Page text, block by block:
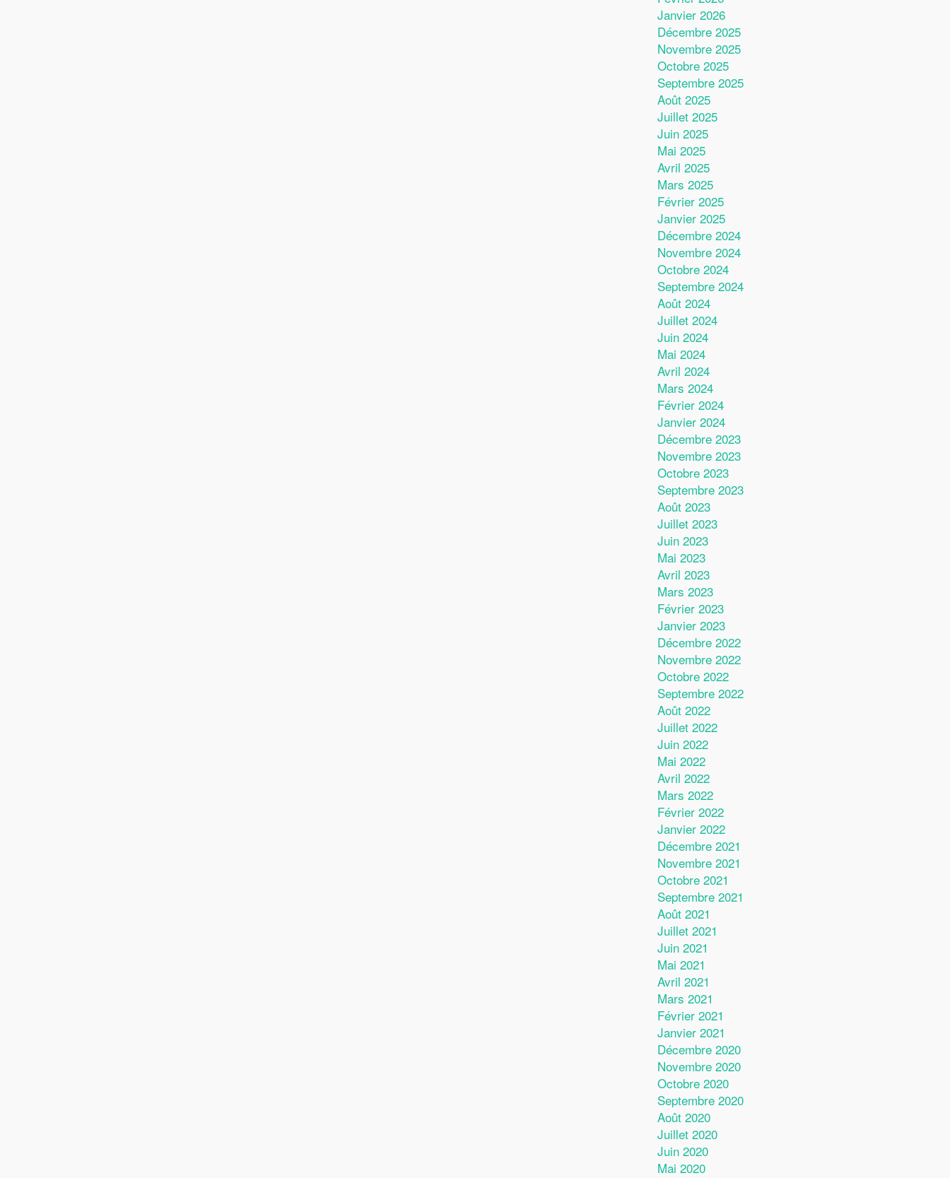
Janvier 2026
Décembre 2025
Novembre 2025
Octobre 2025
Septembre 2025
Août 2025
Juillet 2025
Juin 2025
Mai 2025
Avril 2025
Mars 2025
Février 2025
Janvier 2025
Décembre 2024
Novembre 2024
Octobre 2024
Septembre 2024
Août 2024
Juillet 2024
Juin 2024
Mai 2024
Avril 2024
Mars 2024
Février 2024
Janvier 2024
Décembre 2023
Novembre 2023
Octobre 2023
Septembre 2023
Août 2023
Juillet 2023
Juin 2023
Mai 2023
Avril 2023
Mars 2023
Février 2023
Janvier 2023
Décembre 2022
Novembre 2022
Octobre 2022
Septembre 2022
Août 2022
Juillet 2022
Juin 2022
Mai 2022
Avril 2022
Mars 2022
Février 2022
Janvier 2022
Décembre 2021
Novembre 2021
Octobre 2021
Septembre 2021
Août 2021
Juillet 2021
Juin 2021
Mai 2021
Avril 2021
Mars 2021
Février 2021
Janvier 2021
Décembre 2020
Novembre 2020
Octobre 2020
Septembre 2020
Août 2020
Juillet 2020
Juin 2020
Mai 2020